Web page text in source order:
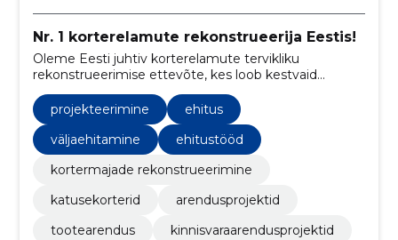
Nr. 1 korterelamute rekonstrueerija Eestis!
Oleme Eesti juhtiv korterelamute tervikliku
rekonstrueerimise ettevõte, kes loob kestvaid
lahendusi energia säästmiseks ja elukeskkonna
parandamiseks.
projekteerimine
ehitus
väljaehitamine
ehitustööd
kortermajade rekonstrueerimine
katusekorterid
arendusprojektid
tootearendus
kinnisvaraarendusprojektid